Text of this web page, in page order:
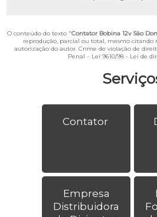
Contator
Empresa
Distribuidora
O conteúdo do texto "Contator Bobina 12v São
reprodução, parcial ou total, mesmo citando
autorização do autor. Crime de violação de
Penal – Lei 9610/98 - Lei de